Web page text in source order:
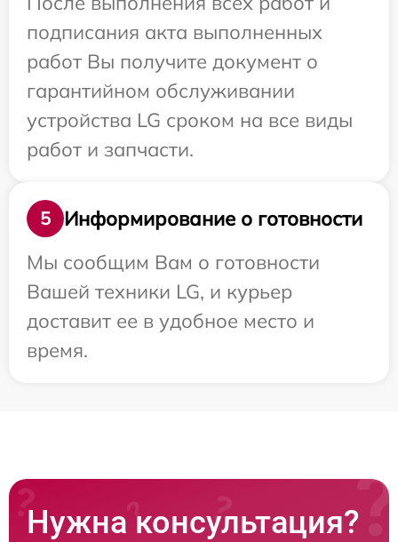
подписания акта выполненных
работ Вы получите документ о
гарантийном обслуживании
устройства LG сроком на все виды
работ и запчасти.
5
Информирование о готовности
Мы сообщим Вам о готовности
Вашей техники LG, и курьер
доставит ее в удобное место и
время.
Нужна консультация?